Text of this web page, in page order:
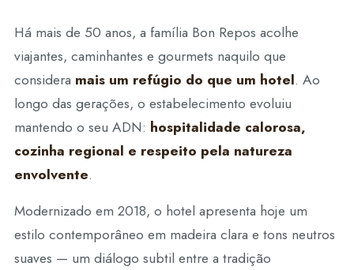
Há mais de 50 anos, a família Bon Repos acolhe
viajantes, caminhantes e gourmets naquilo que
considera mais um refúgio do que um hotel. Ao
longo das gerações, o estabelecimento evoluiu
mantendo o seu ADN: hospitalidade calorosa,
cozinha regional e respeito pela natureza
envolvente.
Modernizado em 2018, o hotel apresenta hoje um
estilo contemporâneo em madeira clara e tons neutros
suaves — um diálogo subtil entre a tradição